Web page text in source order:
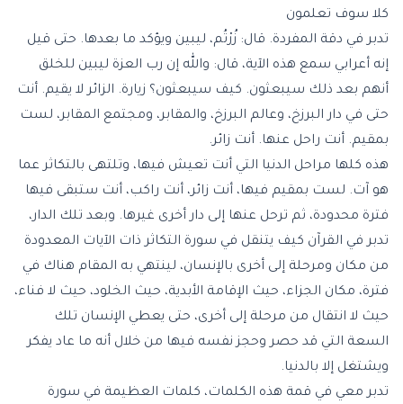
كلا سوف تعلمون
تدبر في دقة المفردة. قال: زُرْتُم، ليبين ويؤكد ما بعدها. حتى قيل
إنه أعرابي سمع هذه الآية، قال: والله إن رب العزة ليبين للخلق
أنهم بعد ذلك سيبعثون. كيف سيبعثون؟ زيارة. الزائر لا يقيم. أنت
حتى في دار البرزخ، وعالم البرزخ، والمقابر، ومجتمع المقابر، لست
بمقيم. أنت راحل عنها. أنت زائر.
هذه كلها مراحل الدنيا التي أنت تعيش فيها، وتلتهى بالتكاثر عما
هو آت. لست بمقيم فيها، أنت زائر، أنت راكب، أنت ستبقى فيها
فترة محدودة، ثم ترحل عنها إلى دار أخرى غيرها. وبعد تلك الدار،
تدبر في القرآن كيف يتنقل في سورة التكاثر ذات الآيات المعدودة
من مكان ومرحلة إلى أخرى بالإنسان، لينتهي به المقام هناك في
فترة، مكان الجزاء، حيث الإقامة الأبدية، حيث الخلود، حيث لا فناء،
حيث لا انتقال من مرحلة إلى أخرى، حتى يعطي الإنسان تلك
السعة التي قد حصر وحجز نفسه فيها من خلال أنه ما عاد يفكر
ويشتغل إلا بالدنيا.
تدبر معي في قمة هذه الكلمات، كلمات العظيمة في سورة